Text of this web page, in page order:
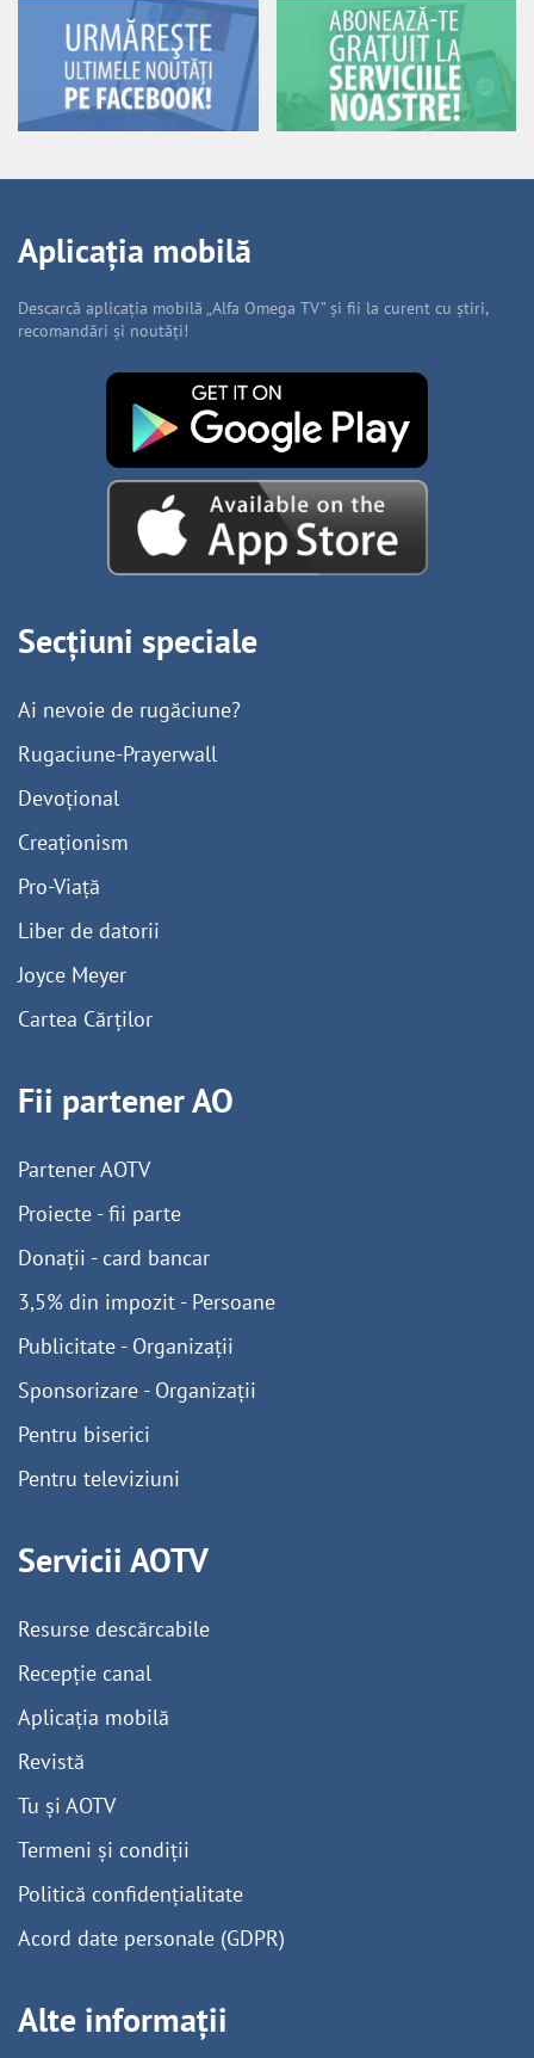
Aplicația mobilă
Descarcă aplicația mobilă „Alfa Omega TV” și fii la curent cu știri,
recomandări și noutăți!
Secțiuni speciale
Ai nevoie de rugăciune?
Rugaciune-Prayerwall
Devoțional
Creaționism
Pro-Viață
Liber de datorii
Joyce Meyer
Cartea Cărților
Fii partener AO
Partener AOTV
Proiecte - fii parte
Donații - card bancar
3,5% din impozit - Persoane
Publicitate - Organizații
Sponsorizare - Organizații
Pentru biserici
Pentru televiziuni
Servicii AOTV
Resurse descărcabile
Recepție canal
Aplicația mobilă
Revistă
Tu și AOTV
Termeni și condiții
Politică confidențialitate
Acord date personale (GDPR)
Alte informații